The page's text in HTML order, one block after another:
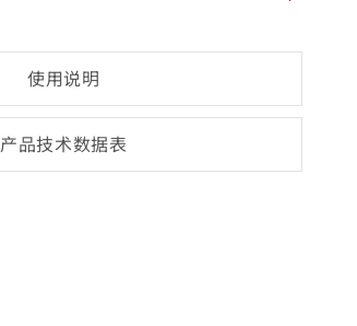
使用说明
产品技术数据表
(opens
PDF-